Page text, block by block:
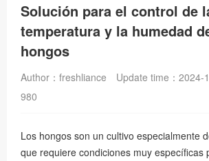
Solución para el control de
temperatura y la humedad
hongos
Author：freshliance Update time：2024-
980
Los hongos son un cultivo especialmente
que requiere condiciones muy específicas